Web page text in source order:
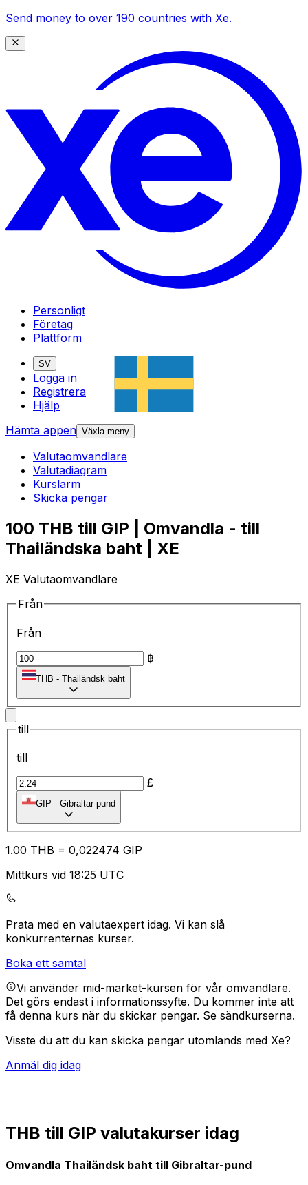
Send money to over 190 countries with Xe.
Personligt
Företag
Plattform
SV
Logga in
Registrera
Hjälp
Hämta appen Växla meny
Valutaomvandlare
Valutadiagram
Kurslarm
Skicka pengar
100 THB till GIP | Omvandla - till
Thailändska baht | XE
XE Valutaomvandlare
Från
Från
฿
THB - Thailändsk baht
till
till
£
GIP - Gibraltar-pund
1.00 THB = 0,022474 GIP
Mittkurs vid 18:25 UTC
Prata med en valutaexpert idag. Vi kan slå
konkurrenternas kurser.
Boka ett samtal
Vi använder mid-market-kursen för vår omvandlare.
Det görs endast i informationssyfte. Du kommer inte att
få denna kurs när du skickar pengar. Se sändkurserna.
Visste du att du kan skicka pengar utomlands med Xe?
Anmäl dig idag
THB till GIP valutakurser idag
Omvandla Thailändsk baht till Gibraltar-pund